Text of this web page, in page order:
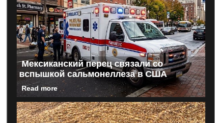
Мексиканский перец связали со
вспышкой сальмонеллеза в США
Read more